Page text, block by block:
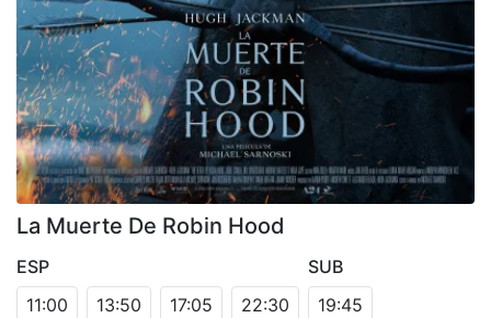
La Muerte De Robin Hood
ESP
11:00
13:50 17:05 22:30
SUB
19:45